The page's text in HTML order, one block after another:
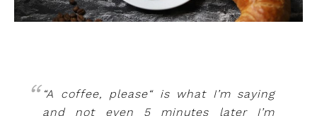
“A coffee, please“ is what I’m saying
and not even 5 minutes later I’m